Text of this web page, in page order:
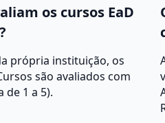
os cursos EaD
própria instituição, os
são avaliados com
de 1 a 5).